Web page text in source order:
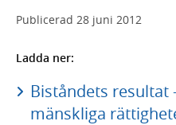
Publicerad 28 juni 2012
Ladda ner:
Biståndets
mänskliga